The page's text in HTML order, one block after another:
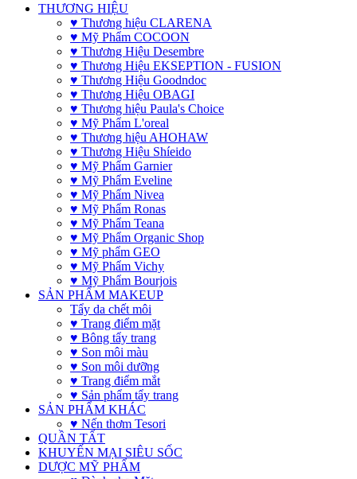
THƯƠNG HIỆU
♥ Thương hiệu CLARENA
♥ Mỹ Phẩm COCOON
♥ Thương Hiệu Desembre
♥ Thương Hiệu EKSEPTION - FUSION
♥ Thương Hiệu Goodndoc
♥ Thương Hiệu OBAGI
♥ Thương hiệu Paula's Choice
♥ Mỹ Phẩm L'oreal
♥ Thương hiệu AHOHAW
♥ Thương Hiệu Shíeido
♥ Mỹ Phẩm Garnier
♥ Mỹ Phẩm Eveline
♥ Mỹ Phẩm Nivea
♥ Mỹ Phẩm Ronas
♥ Mỹ Phẩm Teana
♥ Mỹ Phẩm Organic Shop
♥ Mỹ phẩm GEO
♥ Mỹ Phẩm Vichy
♥ Mỹ Phẩm Bourjois
SẢN PHẨM MAKEUP
Tẩy da chết môi
♥ Trang điểm mặt
♥ Bông tẩy trang
♥ Son môi màu
♥ Son môi dưỡng
♥ Trang điểm mắt
♥ Sản phẩm tẩy trang
SẢN PHẨM KHÁC
♥ Nến thơm Tesori
QUẦN TẤT
KHUYẾN MẠI SIÊU SỐC
DƯỢC MỸ PHẨM